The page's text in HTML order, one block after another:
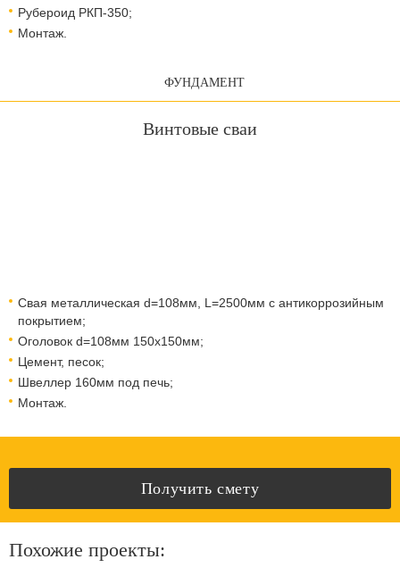
Рубероид РКП-350;
Монтаж.
ФУНДАМЕНТ
Винтовые сваи
Свая металлическая d=108мм, L=2500мм с антикоррозийным
покрытием;
Оголовок d=108мм 150x150мм;
Цемент, песок;
Швеллер 160мм под печь;
Монтаж.
Получить смету
Похожие проекты: